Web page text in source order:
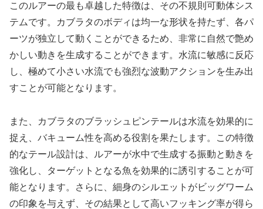
このルアーの最も卓越した特徴は、その不規則可動体シス
テムです。カブラタのボディは均一な形状を持たず、各パ
ーツが独立して動くことができるため、非常に自然で艶め
かしい動きを生成することができます。水流に敏感に反応
し、極めて小さい水流でも強烈な波動アクションを生み出
すことが可能となります。
また、カブラタのブラッシュピンテールは水流を効果的に
捉え、バキューム性を高める役割を果たします。この特徴
的なテール設計は、ルアーが水中で生成する振動と動きを
強化し、ターゲットとなる魚を効果的に誘引することが可
能となります。さらに、細身のシルエットがビッグワーム
の印象を与えず、その結果として高いフッキング率が得ら